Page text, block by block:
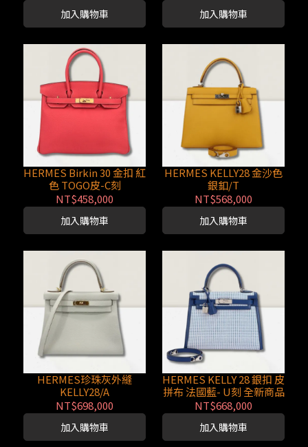
加入購物車 加入購物車
HERMES Birkin 30 金扣 紅
色 TOGO皮-C刻
NT$458,000
加入購物車
HERMES KELLY28 金沙色
銀釦/T
NT$568,000
加入購物車
HERMES珍珠灰外縫
KELLY28/A
NT$698,000
加入購物車
HERMES KELLY 28 銀扣 皮
拼布 法國藍- U刻 全新商品
NT$668,000
加入購物車